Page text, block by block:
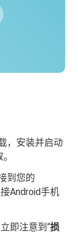
，安装并启动
到您的
Android手机
即注意到“损